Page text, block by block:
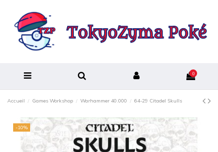
0
Accueil Games Workshop Warhammer 40.000 64-29 Citadel Skulls
-10%